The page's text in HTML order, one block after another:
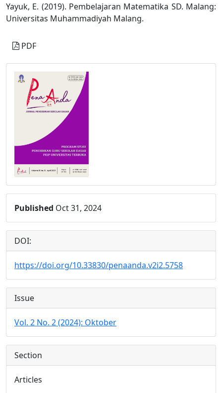
Yayuk, E. (2019). Pembelajaran Matematika SD. Malang:
Universitas Muhammadiyah Malang.
PDF
Published Oct 31, 2024
DOI:
https://doi.org/10.33830/penaanda.v2i2.5758
Issue
Vol. 2 No. 2 (2024): Oktober
Section
Articles